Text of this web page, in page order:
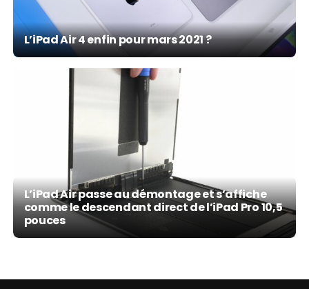
L’iPad Air 4 enfin pour mars 2021 ?
L’iPad Air passe au démontage et s’affiche
comme le descendant direct de l’iPad Pro 10,5
pouces